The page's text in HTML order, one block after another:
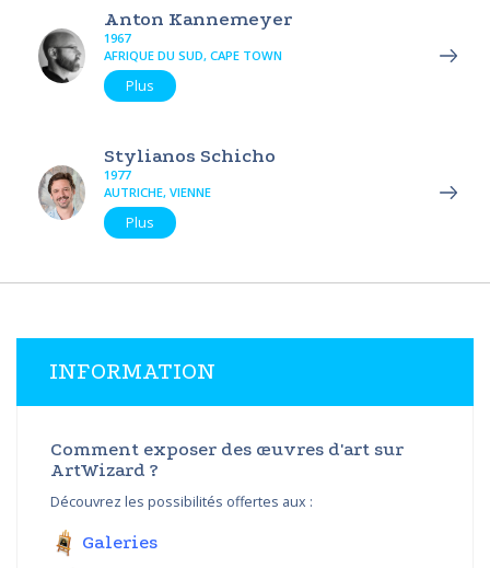
Anton Kannemeyer
1967
AFRIQUE DU SUD, CAPE TOWN
Plus
Stylianos Schicho
1977
AUTRICHE, VIENNE
Plus
INFORMATION
Comment exposer des œuvres d'art sur
ArtWizard ?
Découvrez les possibilités offertes aux :
Galeries